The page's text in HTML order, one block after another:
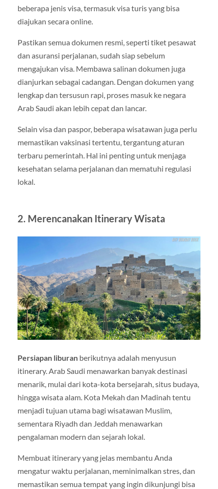
beberapa jenis visa, termasuk visa turis yang bisa
diajukan secara online.
Pastikan semua dokumen resmi, seperti tiket pesawat
dan asuransi perjalanan, sudah siap sebelum
mengajukan visa. Membawa salinan dokumen juga
dianjurkan sebagai cadangan. Dengan dokumen yang
lengkap dan tersusun rapi, proses masuk ke negara
Arab Saudi akan lebih cepat dan lancar.
Selain visa dan paspor, beberapa wisatawan juga perlu
memastikan vaksinasi tertentu, tergantung aturan
terbaru pemerintah. Hal ini penting untuk menjaga
kesehatan selama perjalanan dan mematuhi regulasi
lokal.
2. Merencanakan Itinerary Wisata
Persiapan liburanberikutnya adalah menyusun
itinerary. Arab Saudi menawarkan banyak destinasi
menarik, mulai dari kota-kota bersejarah, situs budaya,
hingga wisata alam. Kota Mekah dan Madinah tentu
menjadi tujuan utama bagi wisatawan Muslim,
sementara Riyadh dan Jeddah menawarkan
pengalaman modern dan sejarah lokal.
Membuat itinerary yang jelas membantu Anda
mengatur waktu perjalanan, meminimalkan stres, dan
memastikan semua tempat yang ingin dikunjungi bisa